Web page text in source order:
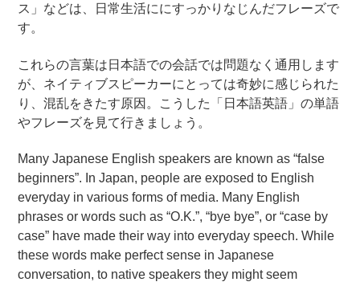
ス」などは、日常生活ににすっかりなじんだフレーズで
す。
これらの言葉は日本語での会話では問題なく通用します
が、ネイティブスピーカーにとっては奇妙に感じられた
り、混乱をきたす原因。こうした「日本語英語」の単語
やフレーズを見て行きましょう。
Many Japanese English speakers are known as “false
beginners”. In Japan, people are exposed to English
everyday in various forms of media. Many English
phrases or words such as “O.K.”, “bye bye”, or “case by
case” have made their way into everyday speech. While
these words make perfect sense in Japanese
conversation, to native speakers they might seem